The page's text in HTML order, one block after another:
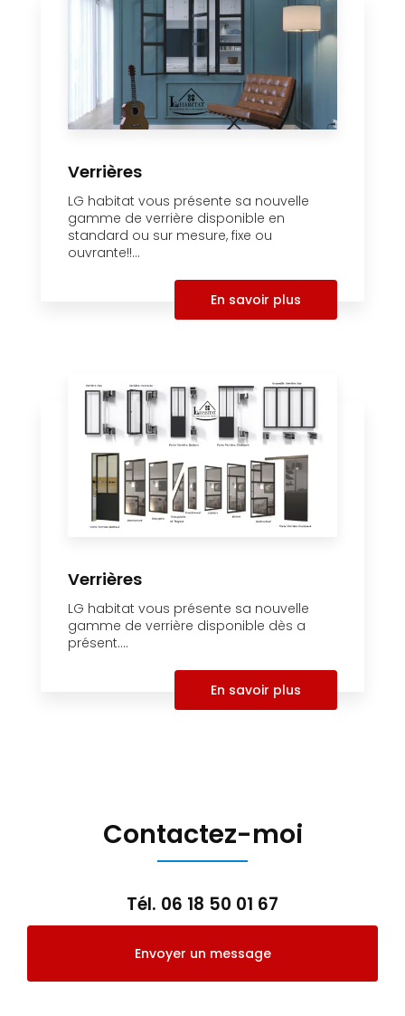
Verrières
LG habitat vous présente sa nouvelle
gamme de verrière disponible en
standard ou sur mesure, fixe ou
ouvrante!!...
En savoir plus
Verrières
LG habitat vous présente sa nouvelle
gamme de verrière disponible dès a
présent....
En savoir plus
Contactez-moi
Tél. 06 18 50 01 67
Envoyer un message